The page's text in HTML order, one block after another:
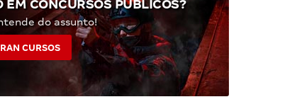
EM CONCURSOS PÚBLICOS?
do assunto!
CURSOS